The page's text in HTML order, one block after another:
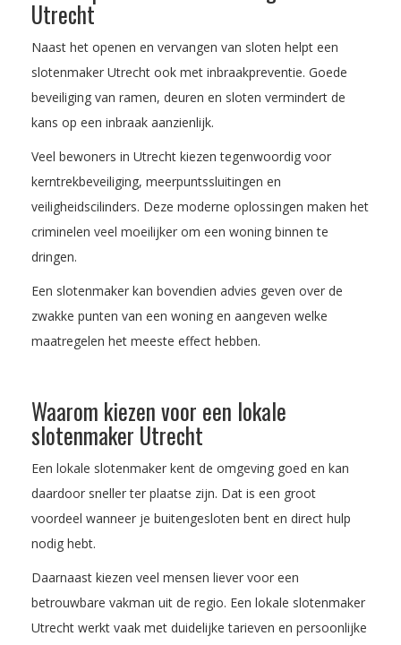
Utrecht
Naast het openen en vervangen van sloten helpt een
slotenmaker Utrecht ook met inbraakpreventie. Goede
beveiliging van ramen, deuren en sloten vermindert de
kans op een inbraak aanzienlijk.
Veel bewoners in Utrecht kiezen tegenwoordig voor
kerntrekbeveiliging, meerpuntssluitingen en
veiligheidscilinders. Deze moderne oplossingen maken het
criminelen veel moeilijker om een woning binnen te
dringen.
Een slotenmaker kan bovendien advies geven over de
zwakke punten van een woning en aangeven welke
maatregelen het meeste effect hebben.
Waarom kiezen voor een lokale
slotenmaker Utrecht
Een lokale slotenmaker kent de omgeving goed en kan
daardoor sneller ter plaatse zijn. Dat is een groot
voordeel wanneer je buitengesloten bent en direct hulp
nodig hebt.
Daarnaast kiezen veel mensen liever voor een
betrouwbare vakman uit de regio. Een lokale slotenmaker
Utrecht werkt vaak met duidelijke tarieven en persoonlijke